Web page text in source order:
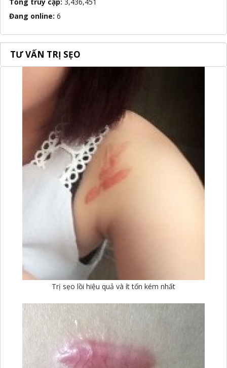
Đang online: 6
TƯ VẤN TRỊ SẸO
Trị sẹo lồi hiệu quả và ít tốn kém nhất